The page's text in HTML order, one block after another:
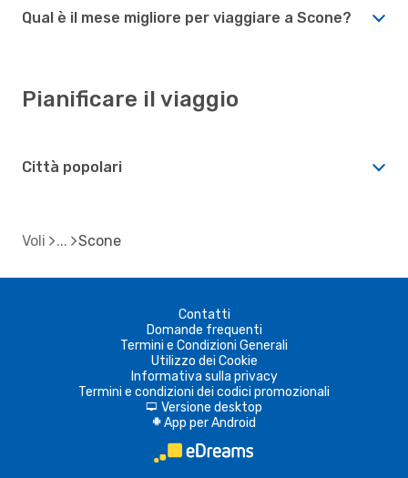
Qual è il mese migliore per viaggiare a Scone?
Pianificare il viaggio
Città popolari
Voli Scone
Contatti
Domande frequenti
Termini e Condizioni Generali
Utilizzo dei Cookie
Informativa sulla privacy
Termini e condizioni dei codici promozionali
d Versione desktop
A App per Android